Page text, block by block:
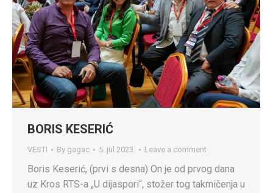
BORIS KESERIĆ
VESTI By gagac 5. jul 2023. Leave a comment
Boris Keserić, (prvi s desna) On je od prvog dana
uz Kros RTS-a „U dijaspori“, stožer tog takmičenja u